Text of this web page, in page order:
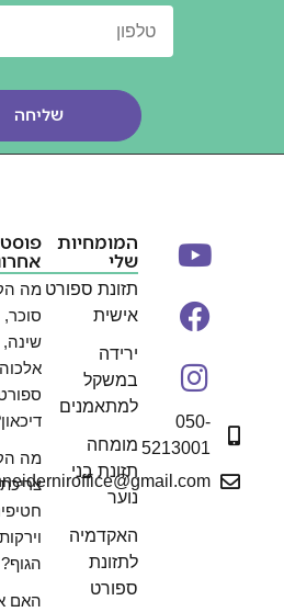
שליחה
050-
5213001
המומחיות
שלי
תזונת ספורט
אישית
ירידה
במשקל
למתאמנים
מומחה
תזונת בני
נוער
האקדמיה
לתזונת
ספורט
מה
סוכר,
שינה,
מה
צריכת
הגוף?
האם